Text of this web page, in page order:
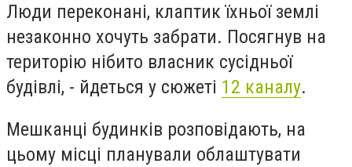
Люди переконані, клаптик їхньої землі
незаконно хочуть забрати. Посягнув на
територію нібито власник сусідньої
будівлі, - йдеться у сюжеті 12 каналу.
Мешканці будинків розповідають, на
цьому місці планували облаштувати